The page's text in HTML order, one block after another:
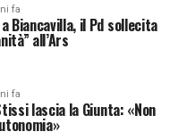
fa
Biancavilla, il Pd sollecita
all’Ars
fa
lascia la Giunta: «Non